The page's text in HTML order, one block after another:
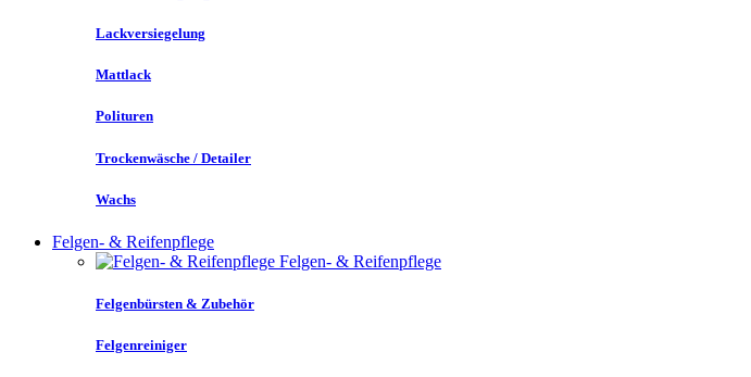
Lackversiegelung
Mattlack
Polituren
Trockenwäsche / Detailer
Wachs
Felgen- & Reifenpflege
Felgen- & Reifenpflege
Felgenbürsten & Zubehör
Felgenreiniger